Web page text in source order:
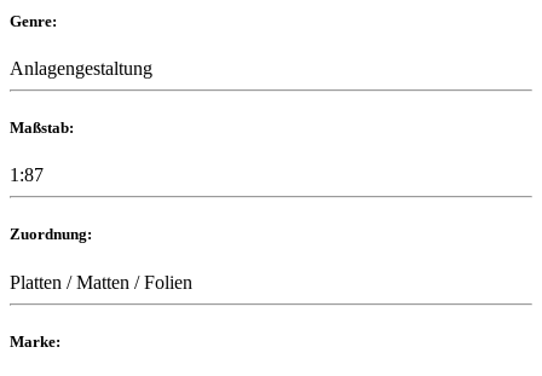
Genre:
Anlagengestaltung
Maßstab:
1:87
Zuordnung:
Platten / Matten / Folien
Marke: